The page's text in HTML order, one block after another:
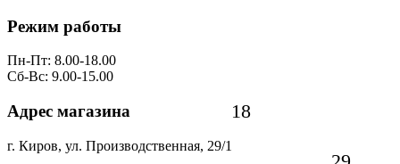
Режим работы
Пн-Пт: 8.00-18.00
Сб-Вс: 9.00-15.00
Адрес магазина
г. Киров, ул. Производственная, 29/1
18